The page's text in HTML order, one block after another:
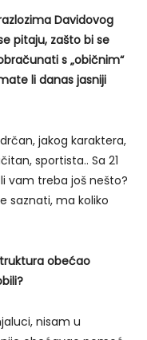
Davidovog
pitaju, zašto bi se
s „običnim“
li danas jasniji
jakog karaktera,
sportista.. Sa 21
vam treba još nešto?
saznati, ma koliko
obećao
nisam u